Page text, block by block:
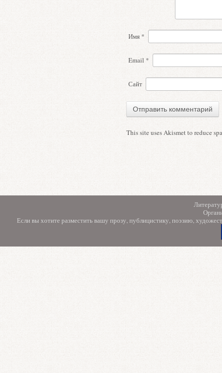
Имя *
Email *
Сайт
This site uses Akismet to reduce
Если вы хотите разместить вашу прозу, публицистику, поэзию,